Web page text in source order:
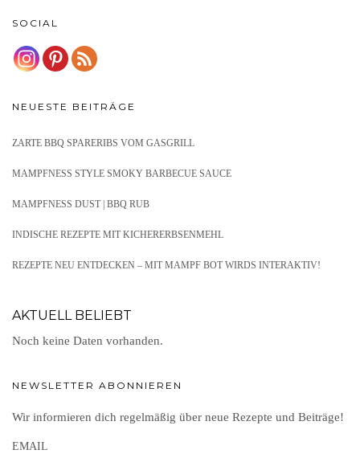
SOCIAL
NEUESTE BEITRÄGE
ZARTE BBQ SPARERIBS VOM GASGRILL
MAMPFNESS STYLE SMOKY BARBECUE SAUCE
MAMPFNESS DUST | BBQ RUB
INDISCHE REZEPTE MIT KICHERERBSENMEHL
REZEPTE NEU ENTDECKEN – MIT MAMPF BOT WIRDS INTERAKTIV!
AKTUELL BELIEBT
Noch keine Daten vorhanden.
NEWSLETTER ABONNIEREN
Wir informieren dich regelmäßig über neue Rezepte und Beiträge!
EMAIL